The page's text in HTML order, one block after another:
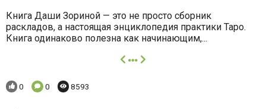
Книга Даши Зориной — это не просто сборник
раскладов, а настоящая энциклопедия практики Таро.
Книга одинаково полезна как начинающим,...
далее
Понравилось:
0 Комментариев:
0 Просмотров:
8593